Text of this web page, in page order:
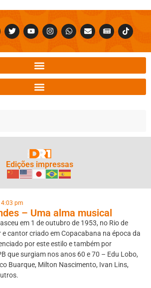
Edições impressas
4:03 pm
– Uma alma musical
em 1 de outubro de 1953, no Rio de
cantor criado em Copacabana na época da
por este estilo e também por
que surgiam nos anos 60 e 70 – Edu Lobo,
Buarque, Milton Nascimento, Ivan Lins,